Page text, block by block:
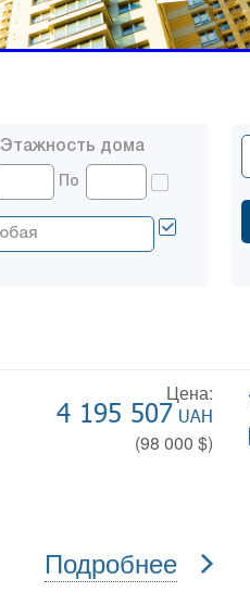
Этажность дома
По
Цена:
4 195 507 UAH
(98 000 $)
Подробнее